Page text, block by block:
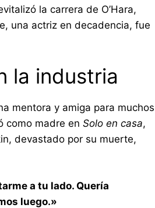
la carrera de O’Hara,
una actriz en decadencia, fue
la industria
mentora y amiga para muchos
como madre en Solo en casa,
devastado por su muerte,
a tu lado. Quería
luego.»